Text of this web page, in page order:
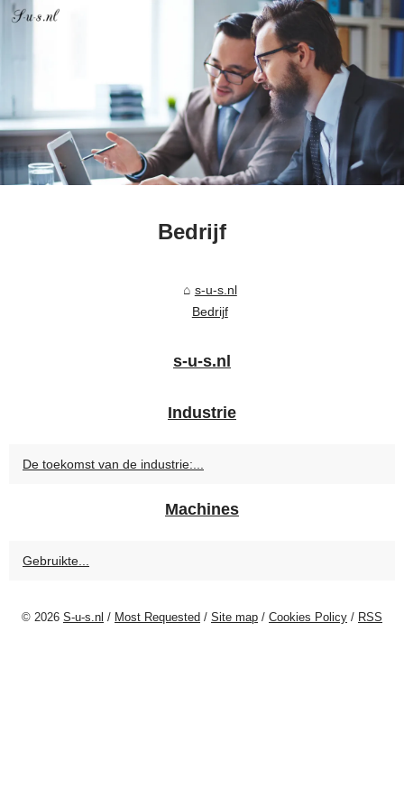
Bedrijf
s-u-s.nl
Bedrijf
s-u-s.nl
Industrie
De toekomst van de industrie:...
Machines
Gebruikte...
© 2026 S-u-s.nl / Most Requested / Site map / Cookies Policy / RSS